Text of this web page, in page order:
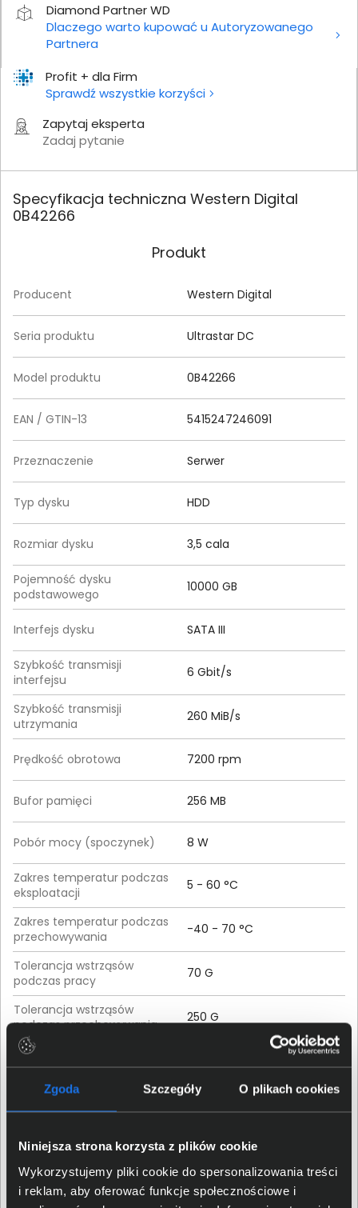
Zgoda Szczegóły O plikach cookies
Niniejsza strona korzysta z plików cookie
Wykorzystujemy pliki cookie do spersonalizowania treści
i reklam, aby oferować funkcje społecznościowe i
Profit + dla Firm
Sprawdź wszystkie korzyści
Zapytaj eksperta
Zadaj pytanie
Diamond Partner WD
Dlaczego warto kupować u Autoryzowanego
Partnera
Specyfikacja techniczna Western Digital
0B42266
Produkt
Producent Western Digital
Seria produktu Ultrastar DC
Model produktu 0B42266
EAN / GTIN-13 5415247246091
Przeznaczenie Serwer
Typ dysku HDD
Rozmiar dysku 3,5 cala
Pojemność dysku
podstawowego
10000 GB
Interfejs dysku SATA III
Szybkość transmisji
interfejsu
6 Gbit/s
Szybkość transmisji
utrzymania
260 MiB/s
Prędkość obrotowa 7200 rpm
Bufor pamięci 256 MB
Pobór mocy (spoczynek) 8 W
Zakres temperatur podczas
eksploatacji
5 - 60 °C
Zakres temperatur podczas
przechowywania
-40 - 70 °C
Tolerancja wstrząsów
podczas pracy
70 G
Tolerancja wstrząsów
podczas przechowywania
250 G
Gwarancja
Czas trwania gwarancji 60 miesięcy
Szczegółowe warunki
Pobierz